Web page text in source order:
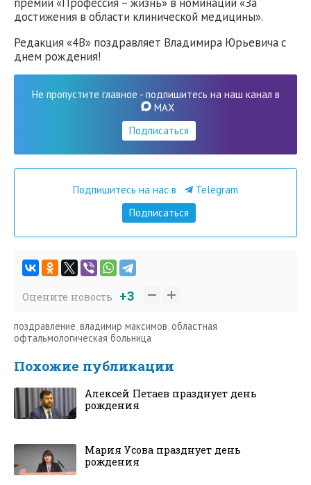
достижения в области клинической медицины».
Редакция «4В» поздравляет Владимира Юрьевича с
днем рождения!
Не пропустите главное - подпишитесь на наш канал в
MAX
Подписаться
Подпишитесь на нас в
Telegram
Подписаться
Оцените новость +3
поздравление владимир максимов областная
офтальмологическая больница
Похожие публикации
Алексей Петаев празднует день
рождения
Мария Усова празднует день
рождения